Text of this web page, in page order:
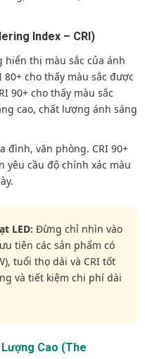
Index – CRI)
hiển thị màu sắc của ánh
cho thấy màu sắc được
90+ cho thấy màu sắc
cao, chất lượng ánh sáng
đình, văn phòng. CRI 90+
yêu cầu độ chính xác màu
LED: Đừng chỉ nhìn vào
tiên các sản phẩm có
tuổi thọ dài và CRI tốt
và tiết kiệm chi phí dài
Cao (The